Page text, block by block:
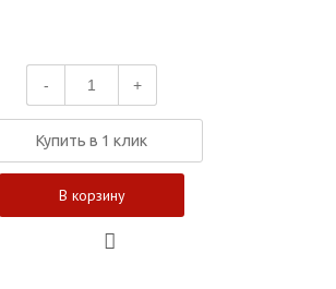
- +
Купить в 1 клик
В корзину